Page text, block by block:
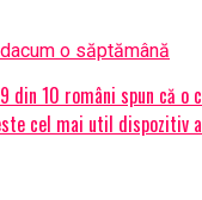
acum o săptămână
din 10 români spun că o
cel mai util dispozitiv